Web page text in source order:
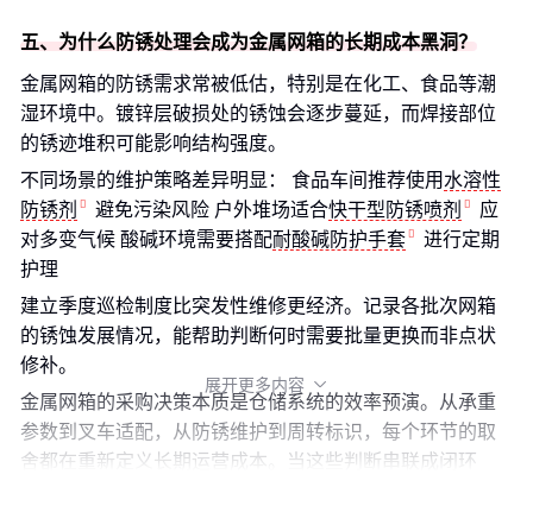
五、为什么防锈处理会成为金属网箱的长期成本黑洞？
金属网箱的防锈需求常被低估，特别是在化工、食品等潮
湿环境中。镀锌层破损处的锈蚀会逐步蔓延，而焊接部位
的锈迹堆积可能影响结构强度。
不同场景的维护策略差异明显： 食品车间推荐使用 水溶性
防锈剂
避免污染风险 户外堆场适合快干型防锈喷剂
应
对多变气候 酸碱环境需要搭配耐酸碱防护手套
进行定期
护理
建立季度巡检制度比突发性维修更经济。记录各批次网箱
的锈蚀发展情况，能帮助判断何时需要批量更换而非点状
修补。
金属网箱的采购决策本质是仓储系统的效率预演。从承重
参数到叉车适配，从防锈维护到周转标识，每个环节的取
舍都在重新定义长期运营成本。当这些判断串联成闭环
展开更多内容 